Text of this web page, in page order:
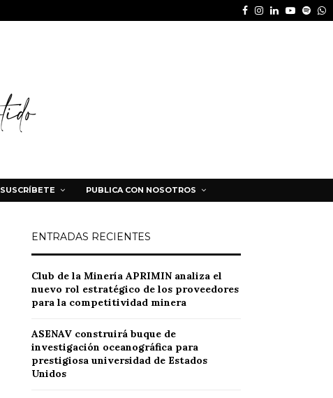
Facebook
Instagram
LinkedinYoutube
SUSCRÍBETE PUBLICA CON NOSOTROS
ENTRADAS RECIENTES
Club de la Minería APRIMIN analiza el
nuevo rol estratégico de los proveedores
para la competitividad minera
ASENAV construirá buque de
investigación oceanográfica para
prestigiosa universidad de Estados
Unidos